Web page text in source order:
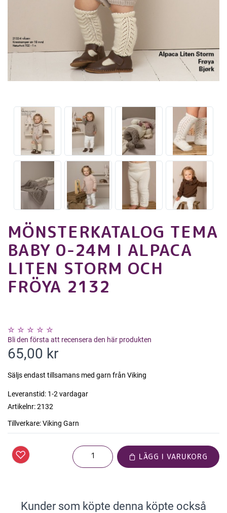
MÖNSTERKATALOG TEMA
BABY 0-24M I ALPACA
LITEN STORM OCH
FRÖYA 2132
Bli den första att recensera den här produkten
65,00 kr
Säljs endast tillsamans med garn från Viking
Leveranstid: 1-2 vardagar
Artikelnr:2132
Tillverkare:Viking Garn
LÄGG I VARUKORG
Kunder som köpte denna köpte också